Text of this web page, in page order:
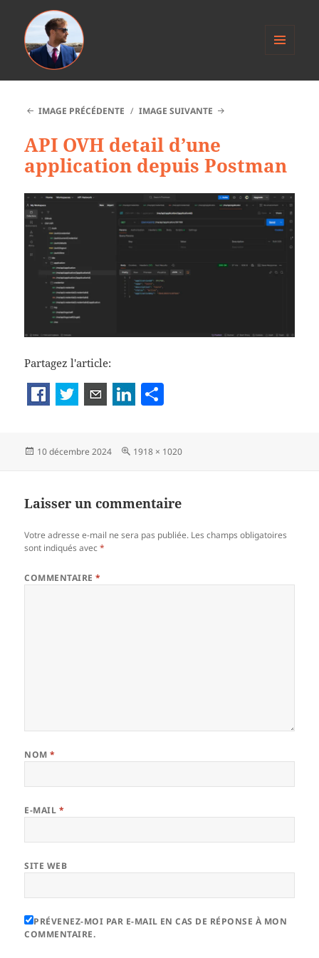
WIDGETS
IMAGE PRÉCÉDENTE IMAGE SUIVANTE
API OVH detail d’une
application depuis Postman
Partagez l'article:
a
er
Publié
10 décembre 2024
Taille
1918 × 1020
Laisser un commentaire
Votre adresse e-mail ne sera pas publiée. Les champs obligatoires
sont indiqués avec*
COMMENTAIRE*
NOM*
E-MAIL *
SITE WEB
PRÉVENEZ-MOI PAR E-MAIL EN CAS DE RÉPONSE À MON
COMMENTAIRE.